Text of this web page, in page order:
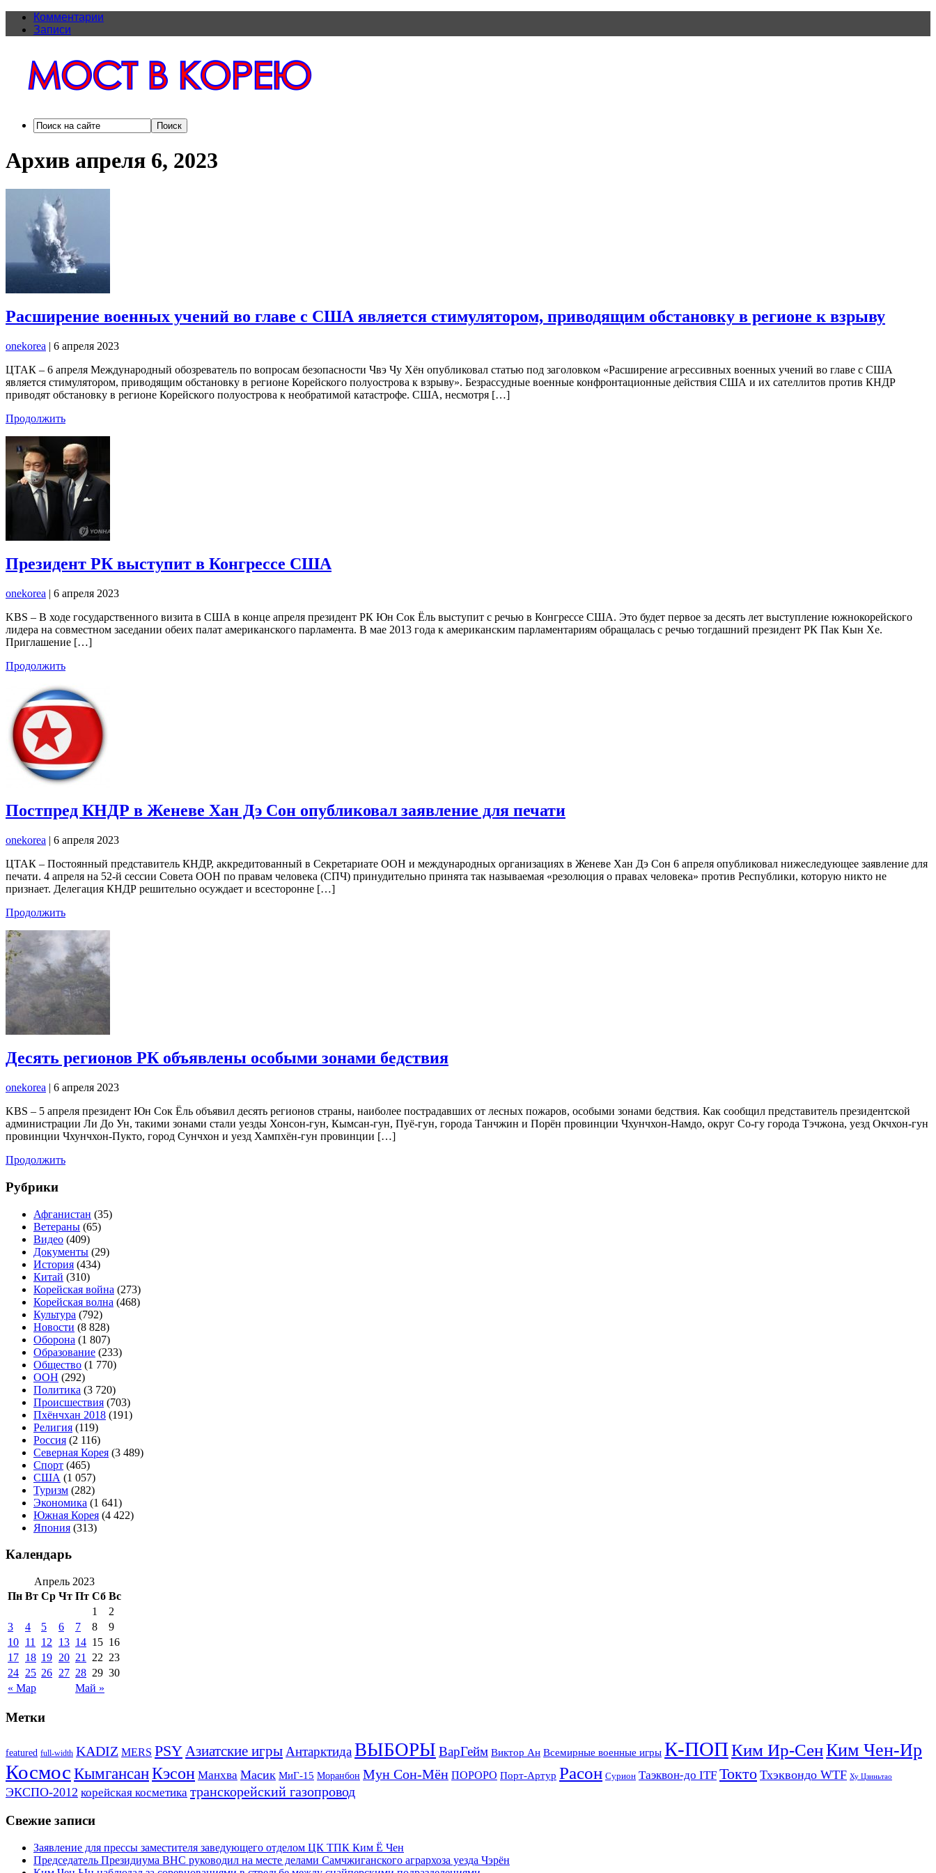
Комментарии
Записи
Архив апреля 6, 2023
Расширение военных учений во главе с США является стимулятором, приводящим обстановку в регионе к взрыву
onekorea | 6 апреля 2023
ЦТАК – 6 апреля Международный обозреватель по вопросам безопасности Чвэ Чу Хён опубликовал статью под заголовком «Расширение агрессивных военных учений во главе с США
является стимулятором, приводящим обстановку в регионе Корейского полуострова к взрыву». Безрассудные военные конфронтационные действия США и их сателлитов против КНДР
приводят обстановку в регионе Корейского полуострова к необратимой катастрофе. США, несмотря […]
Продолжить
Президент РК выступит в Конгрессе США
onekorea | 6 апреля 2023
KBS – В ходе государственного визита в США в конце апреля президент РК Юн Сок Ёль выступит с речью в Конгрессе США. Это будет первое за десять лет выступление южнокорейского
лидера на совместном заседании обеих палат американского парламента. В мае 2013 года к американским парламентариям обращалась с речью тогдашний президент РК Пак Кын Хе.
Приглашение […]
Продолжить
Постпред КНДР в Женеве Хан Дэ Сон опубликовал заявление для печати
onekorea | 6 апреля 2023
ЦТАК – Постоянный представитель КНДР, аккредитованный в Секретариате ООН и международных организациях в Женеве Хан Дэ Сон 6 апреля опубликовал нижеследующее заявление для
печати. 4 апреля на 52-й сессии Совета ООН по правам человека (СПЧ) принудительно принята так называемая «резолюция о правах человека» против Республики, которую никто не
признает. Делегация КНДР решительно осуждает и всесторонне […]
Продолжить
Десять регионов РК объявлены особыми зонами бедствия
onekorea | 6 апреля 2023
KBS – 5 апреля президент Юн Сок Ёль объявил десять регионов страны, наиболее пострадавших от лесных пожаров, особыми зонами бедствия. Как сообщил представитель президентской
администрации Ли До Ун, такими зонами стали уезды Хонсон-гун, Кымсан-гун, Пуё-гун, города Танчжин и Порён провинции Чхунчхон-Намдо, округ Со-гу города Тэчжона, уезд Окчхон-гун
провинции Чхунчхон-Пукто, город Сунчхон и уезд Хампхён-гун провинции […]
Продолжить
Рубрики
Афганистан (35)
Ветераны (65)
Видео (409)
Документы (29)
История (434)
Китай (310)
Корейская война (273)
Корейская волна (468)
Культура (792)
Новости (8 828)
Оборона (1 807)
Образование (233)
Общество (1 770)
ООН (292)
Политика (3 720)
Происшествия (703)
Пхёнчхан 2018 (191)
Религия (119)
Россия (2 116)
Северная Корея (3 489)
Спорт (465)
США (1 057)
Туризм (282)
Экономика (1 641)
Южная Корея (4 422)
Япония (313)
Календарь
Апрель 2023
Пн Вт Ср Чт Пт Сб Вс
« Мар Май »
1
2
3
4 5 6 7 8
9
10 11 12 13 14 15 16
17 18 19 20 21 22 23
24 25 26 27 28 29 30
Метки
featured full-width KADIZ MERS PSYАзиатские игрыАнтарктидаВЫБОРЫ ВарГейм Виктор Ан Всемирные военные игры К-ПОПКим Ир-СенКим Чен-Ир
Космос КымгансанКэсон Манхва Масик МиГ-15 Моранбон Мун Сон-Мён ПОРОРО Порт-Артур Расон Сурион Таэквон-до ITF Токто Тхэквондо WTF Ху Цзиньтао
ЭКСПО-2012 корейская косметика транскорейский газопровод
Свежие записи
Заявление для прессы заместителя заведующего отделом ЦК ТПК Ким Ё Чен
Председатель Президиума ВНС руководил на месте делами Самчжиганского агрархоза уезда Чэрён